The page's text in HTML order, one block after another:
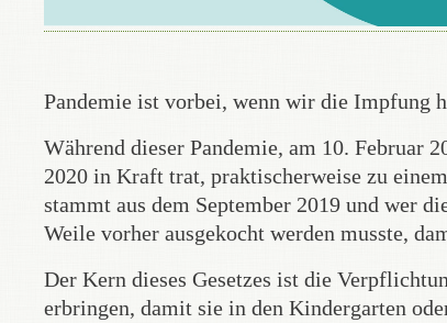
Pandemie ist vorbei, wenn wir die Impfung
Während dieser Pandemie, am 10. Februar
2020 in Kraft trat, praktischerweise zu
stammt aus dem September 2019 und wer
Weile vorher ausgekocht werden musste,
Der Kern dieses Gesetzes ist die
erbringen, damit sie in den Kindergarten